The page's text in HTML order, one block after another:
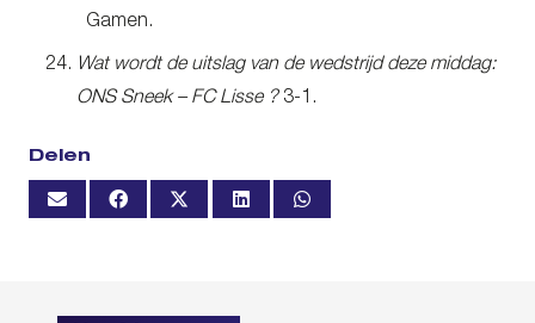
Gamen.
Wat wordt de uitslag van de wedstrijd deze middag:
ONS Sneek – FC Lisse ?3-1.
Delen